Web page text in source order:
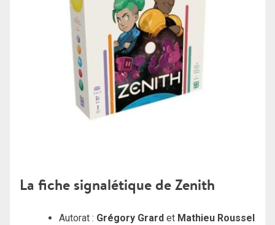
La fiche signalétique de Zenith
Autorat : Grégory Grard et Mathieu Roussel